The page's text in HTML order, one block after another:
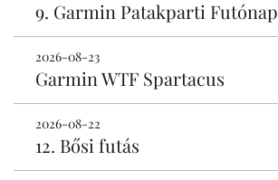
9. Garmin Patakparti Futónap
2026-08-23
Garmin WTF Spartacus
2026-08-22
12. Bősi futás